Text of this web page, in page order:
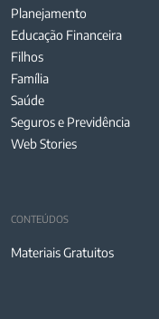
Planejamento
Educação Financeira
Filhos
Família
Saúde
Seguros e Previdência
Web Stories
CONTEÚDOS
Materiais Gratuitos